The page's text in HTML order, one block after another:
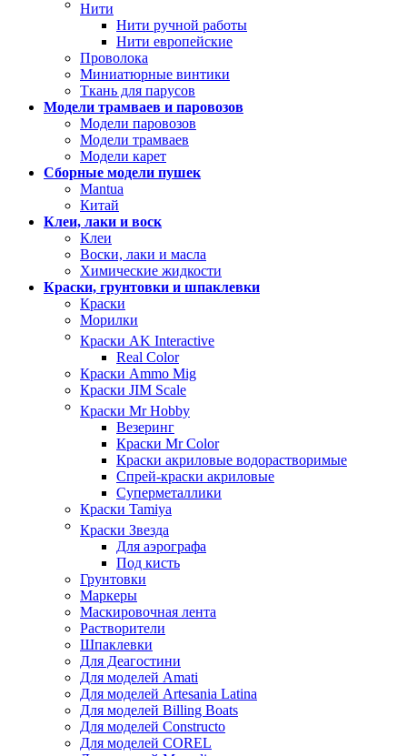
Нити
Нити ручной работы
Нити европейские
Проволока
Миниатюрные винтики
Ткань для парусов
Модели трамваев и паровозов
Модели паровозов
Модели трамваев
Модели карет
Сборные модели пушек
Mantua
Китай
Клеи, лаки и воск
Клеи
Воски, лаки и масла
Химические жидкости
Краски, грунтовки и шпаклевки
Краски
Морилки
Краски AK Interactive
Real Color
Краски Ammo Mig
Краски JIM Scale
Краски Mr Hobby
Везеринг
Краски Mr Color
Краски акриловые водорастворимые
Спрей-краски акриловые
Суперметаллики
Краски Tamiya
Краски Звезда
Для аэрографа
Под кисть
Грунтовки
Маркеры
Маскировочная лента
Растворители
Шпаклевки
Для Деагостини
Для моделей Amati
Для моделей Artesania Latina
Для моделей Billing Boats
Для моделей Constructo
Для моделей COREL